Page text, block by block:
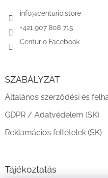
info@centurio.store
+421 907 808 715
Centurio Facebook
SZABÁLYZAT
Általános szerződési és
GDPR / Adatvédelem (SK)
Reklamációs feltételek (SK)
Tájékoztatás